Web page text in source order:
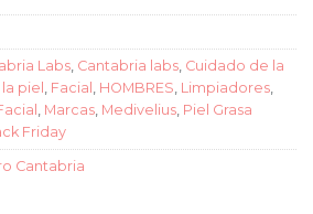
Labs Cantabria labs Cuidado de la
piel Facial HOMBRES Limpiadores
Marcas Medivelius Piel Grasa
Friday
Cantabria